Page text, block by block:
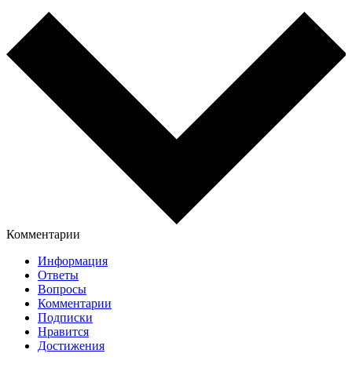
Комментарии
Информация
Ответы
Вопросы
Комментарии
Подписки
Нравится
Достижения